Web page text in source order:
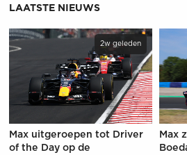
LAATSTE NIEUWS
2w geleden
Max uitgeroepen tot Driver
of the Day op de
Max